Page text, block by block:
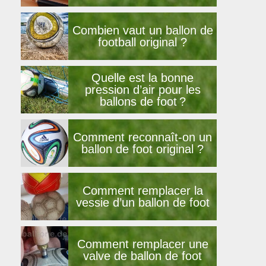
Combien vaut un ballon de
football original ?
Quelle est la bonne
pression d’air pour les
ballons de foot ?
Comment reconnaît-on un
ballon de foot original ?
Comment remplacer la
vessie d’un ballon de foot
Comment remplacer une
valve de ballon de foot